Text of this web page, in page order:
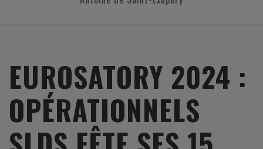
EUROSATORY 2024 :
OPÉRATIONNELS